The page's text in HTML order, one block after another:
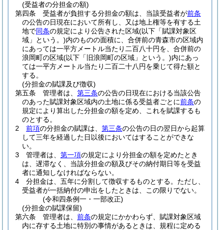
(受益者の分担金の額)
第四条
受益者が負担する分担金の額は、当該受益者が前条
の公告の日現在において所有し、又は地上権等を有する土
地で同条の規定により公告された区域(以下「賦課対象区
域」という。)内のものの面積に、合併前の青森市の区域内
にあっては一平方メートル当たり二百八十円を、合併前の
浪岡町の区域(以下「旧浪岡町の区域」という。)内にあっ
ては一平方メートル当たり二百二十八円を乗じて得た額と
する。
(分担金の賦課及び徴収)
第五条
管理者は、 第三条の公告の日現在における当該公告
のあった賦課対象区域内の土地に係る受益者ごとに前条の
規定により算出した分担金の額を定め、これを賦課するも
のとする。
2
前項の分担金の賦課は、 第三条の公告の日の翌日から起算
して三年を経過した日以後においてはすることができな
い。
3
管理者は、 第一項の規定により分担金の額を定めたとき
は、遅滞なく、当該分担金の額及びその納付期日等を受益
者に通知しなければならない。
4
分担金は、五年に分割して徴収するものとする。 ただし、
受益者が一括納付の申出をしたときは、この限りでない。
(令和四条例一・一部改正)
(分担金の賦課保留)
第六条
管理者は、 前条の規定にかかわらず、賦課対象区域
内に存する土地に特別の事情があるときは、規程に定める